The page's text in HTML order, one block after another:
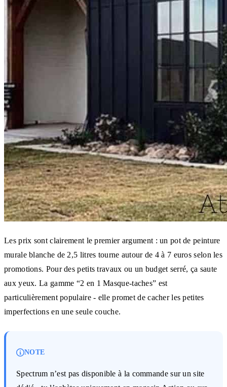
Les prix sont clairement le premier argument : un pot de peinture
murale blanche de 2,5 litres tourne autour de 4 à 7 euros selon les
promotions. Pour des petits travaux ou un budget serré, ça saute
aux yeux. La gamme “2 en 1 Masque-taches” est
particulièrement populaire - elle promet de cacher les petites
imperfections en une seule couche.
NOTE
Spectrum n’est pas disponible à la commande sur un site